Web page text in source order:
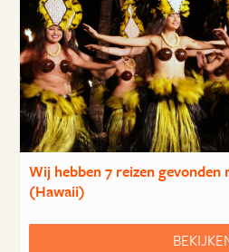
Wij hebben7 reizengevonden
(Hawaii)